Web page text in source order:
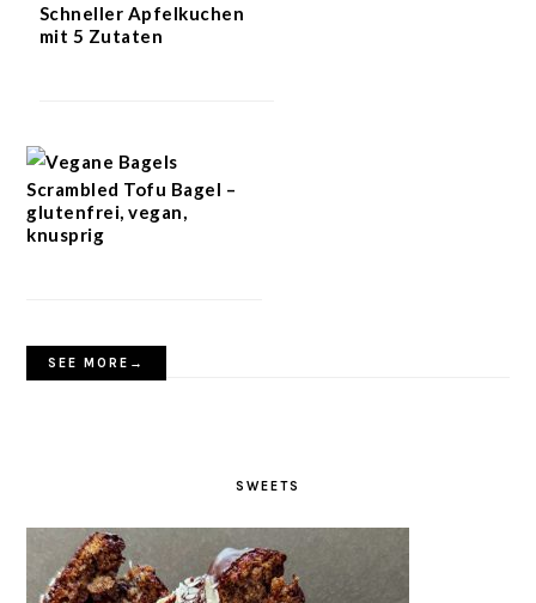
Schneller Apfelkuchen
mit 5 Zutaten
Scrambled Tofu Bagel –
glutenfrei, vegan,
knusprig
SEE MORE→
SWEETS